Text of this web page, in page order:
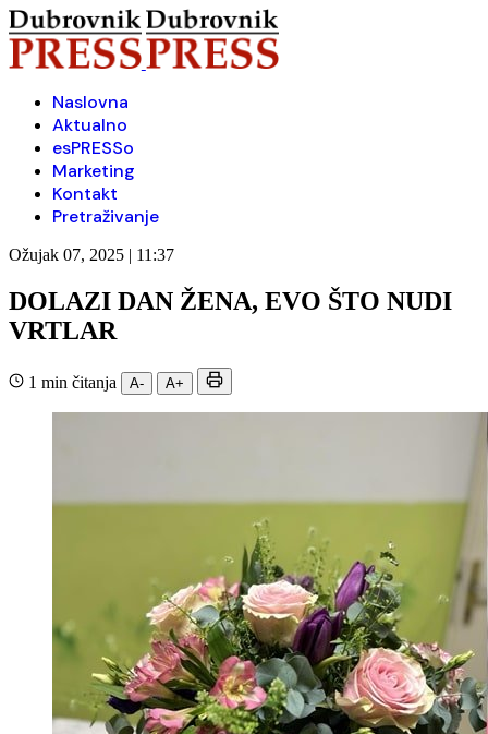
Naslovna
Aktualno
esPRESSo
Marketing
Kontakt
Pretraživanje
Ožujak 07, 2025 | 11:37
DOLAZI DAN ŽENA, EVO ŠTO NUDI
VRTLAR
1 min čitanja A- A+